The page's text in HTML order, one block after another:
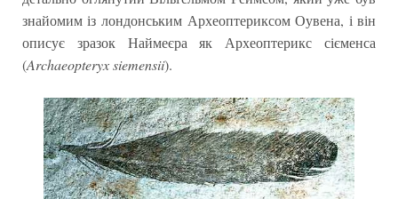
знайомим із лондонським Археоптериксом Оувена, і він
описує зразок Наймеєра як Археоптерикс сієменса
(Archaeopteryx siemensii).